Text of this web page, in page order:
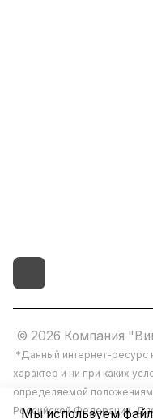
© 2026 Компания
*Данный интернет-ресурс
характер и ни при каких
определяемой
Российской Федерации.
Мы используем